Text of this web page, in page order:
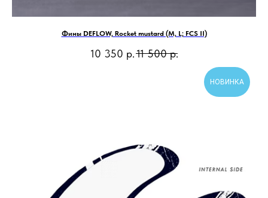
Фины DEFLOW, Rocket mustard (M, L; FCS II)
10 350 р.11 500 р.
НОВИНКА